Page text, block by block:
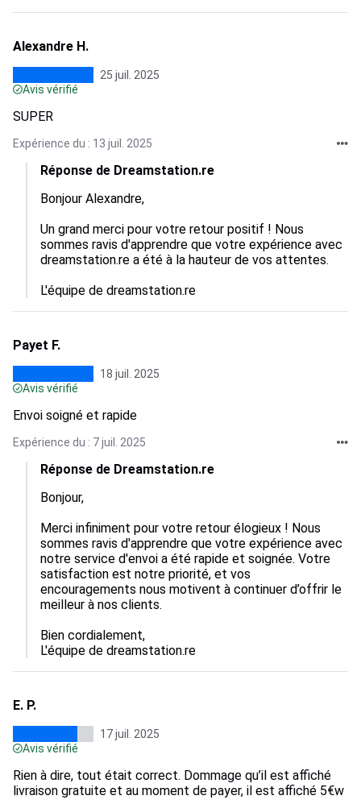
Alexandre H.
25 juil. 2025
Avis vérifié
SUPER
Expérience du : 13 juil. 2025
Réponse de Dreamstation.re
Bonjour Alexandre,
Un grand merci pour votre retour positif ! Nous
sommes ravis d'apprendre que votre expérience avec
dreamstation.re a été à la hauteur de vos attentes.
L'équipe de dreamstation.re
Payet F.
18 juil. 2025
Avis vérifié
Envoi soigné et rapide
Expérience du : 7 juil. 2025
Réponse de Dreamstation.re
Bonjour,
Merci infiniment pour votre retour élogieux ! Nous
sommes ravis d'apprendre que votre expérience avec
notre service d'envoi a été rapide et soignée. Votre
satisfaction est notre priorité, et vos
encouragements nous motivent à continuer d’offrir le
meilleur à nos clients.
Bien cordialement,
L'équipe de dreamstation.re
E. P.
17 juil. 2025
Avis vérifié
Rien à dire, tout était correct. Dommage qu’il est affiché
livraison gratuite et au moment de payer, il est affiché 5€w